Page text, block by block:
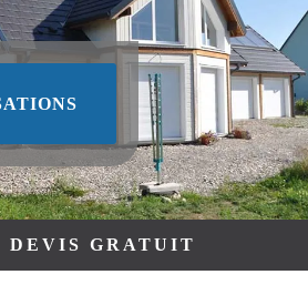
DEVIS GRATUIT